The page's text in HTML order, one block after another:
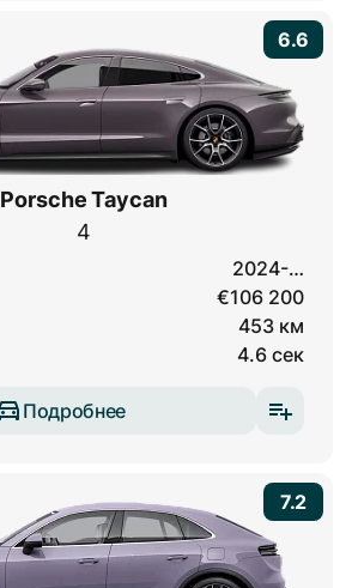
6.6
Porsche Taycan
4
2024-…
€106 200
453 км
4.6 сек
Подробнее
7.2